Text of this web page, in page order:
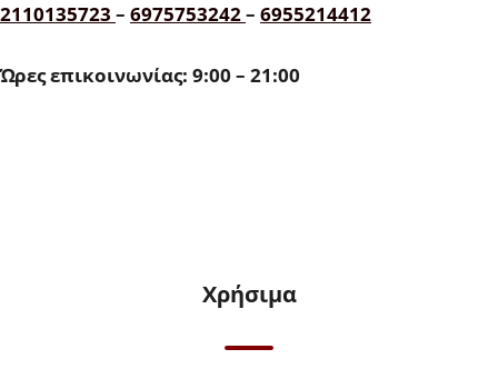
2110135723 – 6975753242– 6955214412
Ώρες επικοινωνίας: 9:00 – 21:00
Χρήσιμα